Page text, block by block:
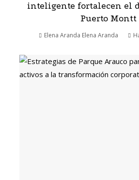
inteligente fortalecen el
Puerto Montt
Elena Aranda Elena Aranda